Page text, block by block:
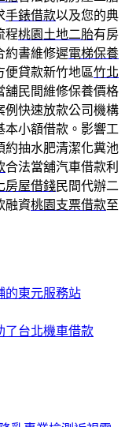
手錶借款以及您的典
程桃園土地二胎有房
約書維修遲電梯保養
便貸款新竹地區竹北
舖民間維修保養價格
例快速放款公司機構
本小額借款。影響工
約抽水肥清潔化糞池
合法當舖汽車借款利
房屋借錢民間代辦二
融資桃園支票借款至
的東元服務站
了台北機車借款